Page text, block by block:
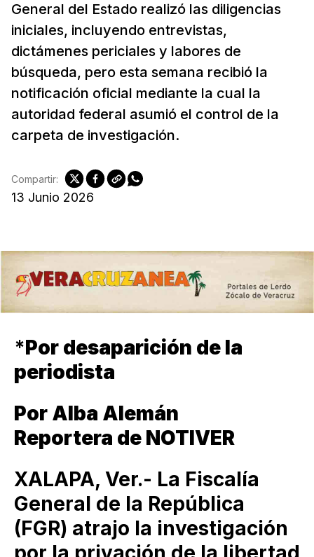
General del Estado realizó las diligencias
iniciales, incluyendo entrevistas,
dictámenes periciales y labores de
búsqueda, pero esta semana recibió la
notificación oficial mediante la cual la
autoridad federal asumió el control de la
carpeta de investigación.
13 Junio 2026
Compartir:
*Por desaparición de la
periodista
Por Alba Alemán
Reportera de NOTIVER
XALAPA, Ver.- La Fiscalía
General de la República
(FGR) atrajo la investigación